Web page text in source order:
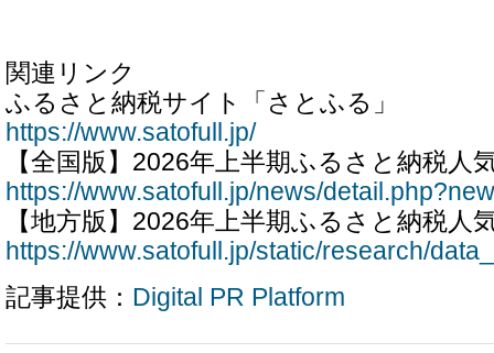
関連リンク
ふるさと納税サイト「さとふる」
https://www.satofull.jp/
【全国版】2026年上半期ふるさと納税人
https://www.satofull.jp/news/
【地方版】2026年上半期ふるさと納税人
https://www.satofull.jp/static/research/
記事提供： Digital PR Platform